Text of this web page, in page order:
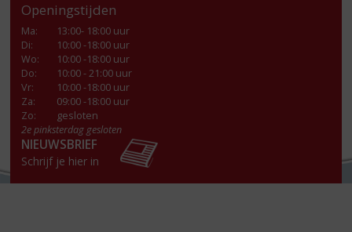
Openingstijden
Ma:
13:00- 18:00 uur
Di:
10:00 -18:00 uur
Wo:
10:00 -18:00 uur
Do:
10:00 - 21:00 uur
Vr:
10:00 -18:00 uur
Za:
09:00 -18:00 uur
Zo:
gesloten
2e pinksterdag gesloten
NIEUWSBRIEF
Schrijf je hier in